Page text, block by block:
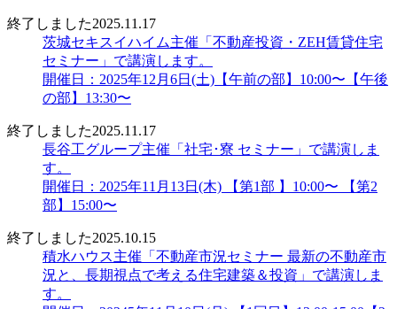
終了しました2025.11.17
茨城セキスイハイム主催「不動産投資・ZEH賃貸住宅
セミナー」で講演します。
開催日：2025年12月6日(土)【午前の部】10:00〜【午後
の部】13:30〜
終了しました2025.11.17
長谷工グループ主催「社宅･寮 セミナー」で講演しま
す。
開催日：2025年11月13日(木) 【第1部 】10:00〜 【第2
部】15:00〜
終了しました2025.10.15
積水ハウス主催「不動産市況セミナー 最新の不動産市
況と、長期視点で考える住宅建築＆投資」で講演しま
す。